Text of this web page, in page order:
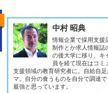
中村 昭典
情報企業で採用支援
制作とか求人情報誌
の後大学に移り、キ
員を経て現在はコミ
支援領域の教育研究者に。自給自
マ。自分の食うものを自分で調達
最強と思っています。